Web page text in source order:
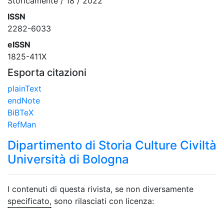
ISSN
2282-6033
eISSN
1825-411X
Esporta citazioni
plainText
endNote
BiBTeX
RefMan
Dipartimento di Storia Culture Civiltà
Università di Bologna
I contenuti di questa rivista, se non diversamente
specificato, sono rilasciati con licenza: